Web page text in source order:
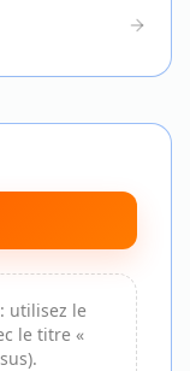
utilisez le
le titre «